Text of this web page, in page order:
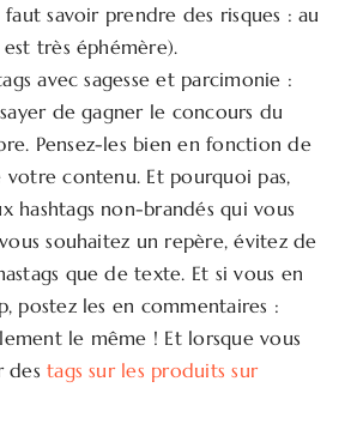
savoir prendre des risques : au
très éphémère).
avec sagesse et parcimonie :
de gagner le concours du
Pensez-les bien en fonction de
contenu. Et pourquoi pas,
hashtags non-brandés qui vous
souhaitez un repère, évitez de
que de texte. Et si vous en
postez les en commentaires :
le même ! Et lorsque vous
destags sur les produits sur